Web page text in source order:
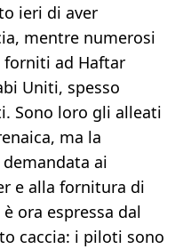
ieri di aver
mentre numerosi
ad Haftar
Uniti, spesso
Sono loro gli alleati
ma la
ai
e alla fornitura di
ora espressa dal
caccia: i piloti sono